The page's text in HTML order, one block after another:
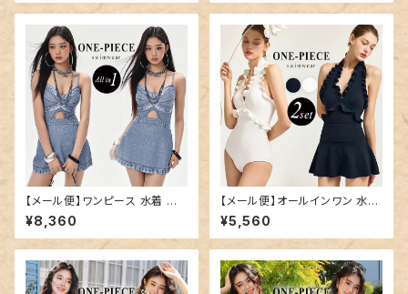
【メール便】ワンピース 水着 レ
ディース オールインワン 体型カ
バー／hys3369
¥8,360
【メール便】オールインワン 水着
体型カバー レディース ワンピ水
着／hys3373
¥5,560